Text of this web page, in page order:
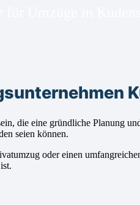
Umzüge in
die eine gründliche Planung
seien können.
oder einen